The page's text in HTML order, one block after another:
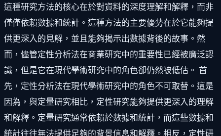
這種研究方法的核心在於對資料的深度理解和解釋，而非
僅僅依賴數據和統計。這種方法的主要優勢在於它能夠提
供更深入的見解，並且能夠揭示出數據背後的故事。然
而，儘管定性分析法在商業研究中的重要性已經被廣泛認
識，但是它在現代學術研究中的角色卻仍然被低估。 首
先，定性分析法在現代學術研究中的角色不可取替。這是
因為，與定量研究相比，定性研究能夠提供更深入的理解
和解釋。定量研究通常依賴於數據和統計，而這些數據和
統計往往無法提供足夠的背景信息和解釋。相反，定性研